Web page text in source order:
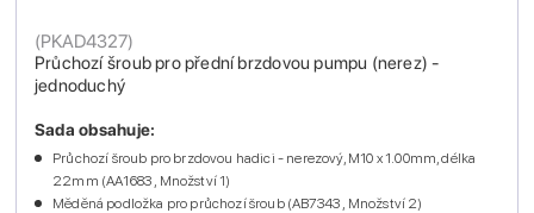
Průchozí šroub pro přední brzdovou pumpu (nerez) -
jednoduchý
(PKAD4327)
Sada obsahuje:
Průchozí šroub pro brzdovou hadici - nerezový, M10 x 1.00mm, délka
22mm (AA1683 , Množství 1)
Měděná podložka pro průchozí šroub (AB7343 , Množství 2)